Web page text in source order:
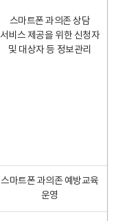
스마트폰 과의존 상담
서비스 제공을 위한 신청자
및 대상자 등 정보관리
스마트폰 과의존 예방교육
운영